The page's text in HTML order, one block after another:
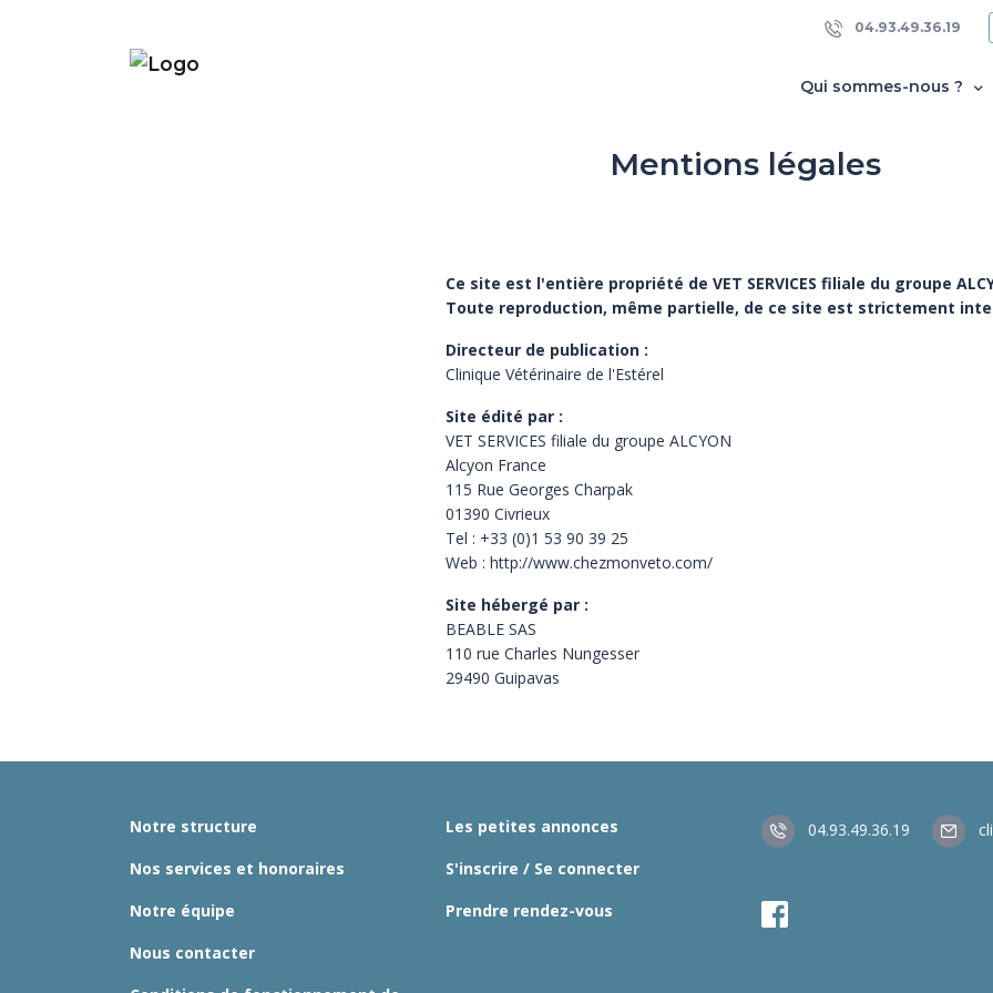
Qui sommes-nous ?
04.93.49.36.19
Mentions légales
Ce site est l'entière propriété de VET SERVICES filiale du groupe
Toute reproduction, même partielle, de ce site est strictement
Directeur de publication :
Clinique Vétérinaire de l'Estérel
Site édité par :
VET SERVICES filiale du groupe ALCYON
Alcyon France
115 Rue Georges Charpak
01390 Civrieux
Tel : +33 (0)1 53 90 39 25
Web : http://www.chezmonveto.com/
Site hébergé par :
BEABLE SAS
110 rue Charles Nungesser
29490 Guipavas
Notre structure
Nos services et honoraires
Notre équipe
Nous contacter
Les petites annonces
S'inscrire / Se connecter
Prendre rendez-vous
04.93.49.36.19